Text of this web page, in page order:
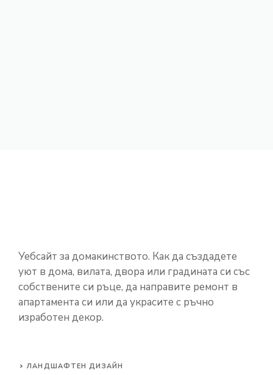
Уебсайт за домакинството. Как да създадете
уют в дома, вилата, двора или градината си със
собствените си ръце, да направите ремонт в
апартамента си или да украсите с ръчно
изработен декор.
ЛАНДШАФТЕН ДИЗАЙН